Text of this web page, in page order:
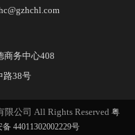
商务中心408
路38号
限公司 All Rights Reserved粤
44011302002229号